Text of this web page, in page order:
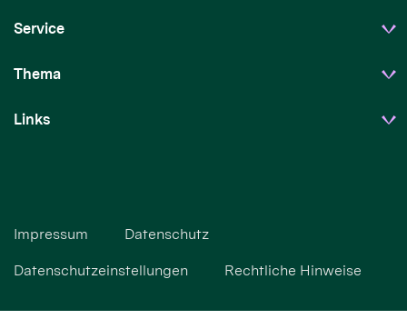
Service
Thema
Links
Impressum Datenschutz
Datenschutzeinstellungen Rechtliche Hinweise